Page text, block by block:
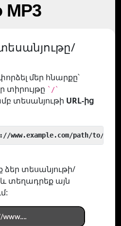
MP3
մեր հնարքը՝
տիրույթը `/`
տեսանյութի URL-ից
www.example.com/path/to/
տեսանյութի/
և տեղադրեք այն